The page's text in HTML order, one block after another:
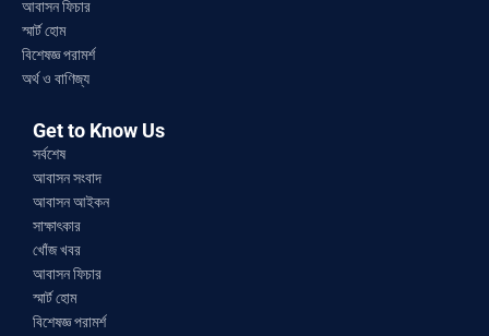
আবাসন ফিচার
স্মার্ট হোম
বিশেষজ্ঞ পরামর্শ
অর্থ ও বাণিজ্য
Get to Know Us
সর্বশেষ
আবাসন সংবাদ
আবাসন আইকন
সাক্ষাৎকার
খোঁজ খবর
আবাসন ফিচার
স্মার্ট হোম
বিশেষজ্ঞ পরামর্শ